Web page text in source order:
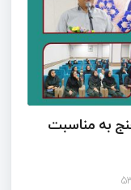
به مناسبت